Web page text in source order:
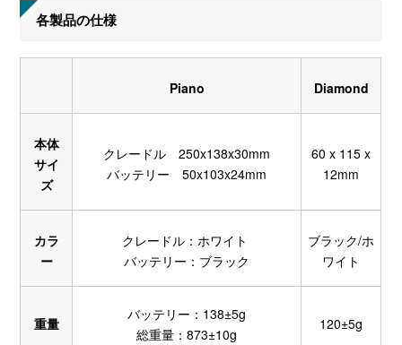
各製品の仕様
Piano Diamond
本体
サイ
ズ
クレードル 250x138x30mm
バッテリー 50x103x24mm
60 x 115 x
12mm
カラ
ー
クレードル：ホワイト
バッテリー：ブラック
ブラック/ホ
ワイト
重量
バッテリー：138±5g
総重量：873±10g
120±5g